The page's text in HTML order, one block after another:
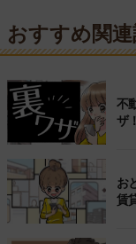
おすすめ関
不
ザ
お
賃